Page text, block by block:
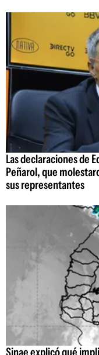
Las declaraciones de
Peñarol, que
sus representantes
Sinae explicó qué